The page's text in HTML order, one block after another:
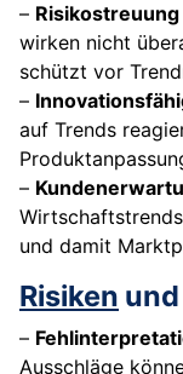
–
wirken nicht
schützt vor
–
auf Trends
–
und damit
Risiken
–
Ausschläge